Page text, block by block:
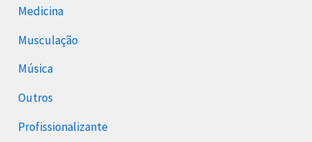
Medicina
Musculação
Música
Outros
Profissionalizante